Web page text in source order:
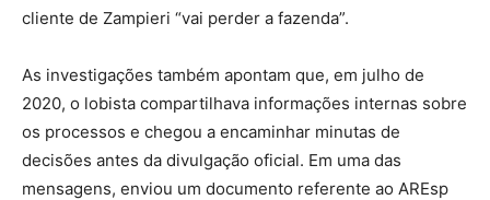
cliente de Zampieri “vai perder a fazenda”.
As investigações também apontam que, em julho de
2020, o lobista compartilhava informações internas sobre
os processos e chegou a encaminhar minutas de
decisões antes da divulgação oficial. Em uma das
mensagens, enviou um documento referente ao AREsp